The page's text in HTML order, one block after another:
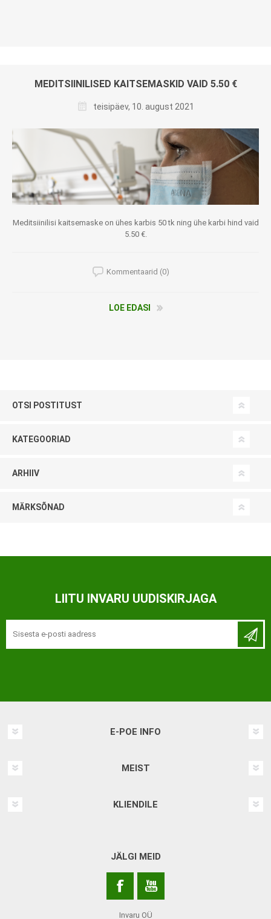
MEDITSIINILISED KAITSEMASKID VAID 5.50 €
teisipäev, 10. august 2021
Meditsiinilisi kaitsemaske on ühes karbis 50 tk ning ühe karbi hind vaid
5.50 €.
Kommentaarid (0)
LOE EDASI
OTSI POSTITUST
KATEGOORIAD
ARHIIV
MÄRKSÕNAD
LIITU INVARU UUDISKIRJAGA
E-POE INFO
MEIST
KLIENDILE
JÄLGI MEID
Invaru OÜ